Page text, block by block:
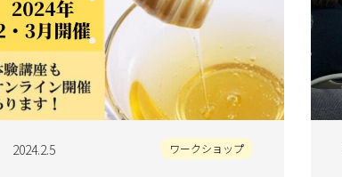
2024.2.5 ワークショップ